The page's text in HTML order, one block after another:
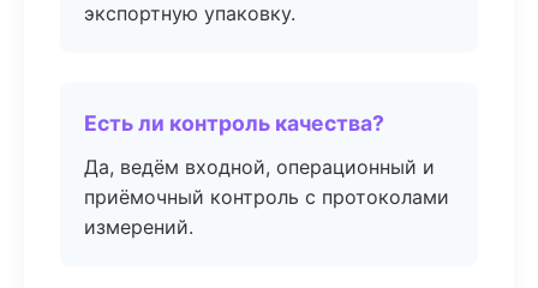
экспортную упаковку.
Есть ли контроль качества?
Да, ведём входной, операционный и
приёмочный контроль с протоколами
измерений.